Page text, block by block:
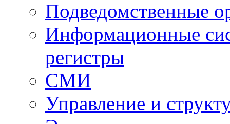
Подведомственные
Информационные
регистры
СМИ
Управление и